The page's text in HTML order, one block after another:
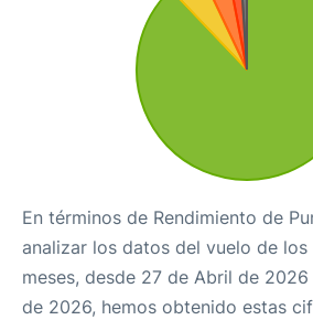
En términos de Rendimiento de
analizar los datos del vuelo de
meses, desde 27 de Abril de
de 2026, hemos obtenido estas